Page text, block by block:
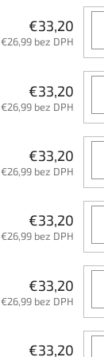
€33,20
€26,99 bez DPH
€33,20
€26,99 bez DPH
€33,20
€26,99 bez DPH
€33,20
€26,99 bez DPH
€33,20
€26,99 bez DPH
€33,20